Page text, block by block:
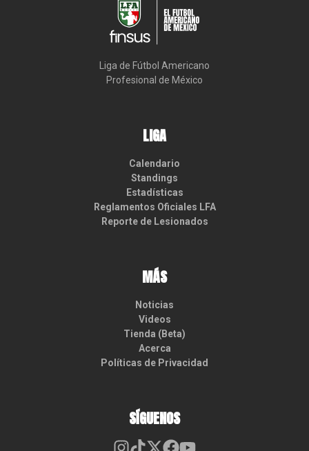
Liga de Fútbol Americano
Profesional de México
LIGA
Calendario
Standings
Estadísticas
Reglamentos Oficiales LFA
Reporte de Lesionados
MÁS
Noticias
Videos
Tienda (Beta)
Acerca
Políticas de Privacidad
SÍGUENOS